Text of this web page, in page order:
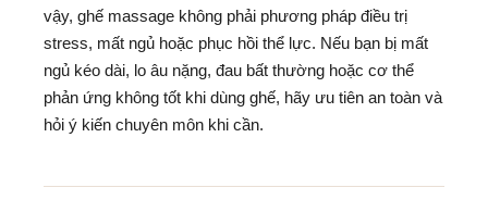
vậy, ghế massage không phải phương pháp điều trị
stress, mất ngủ hoặc phục hồi thể lực. Nếu bạn bị mất
ngủ kéo dài, lo âu nặng, đau bất thường hoặc cơ thể
phản ứng không tốt khi dùng ghế, hãy ưu tiên an toàn và
hỏi ý kiến chuyên môn khi cần.